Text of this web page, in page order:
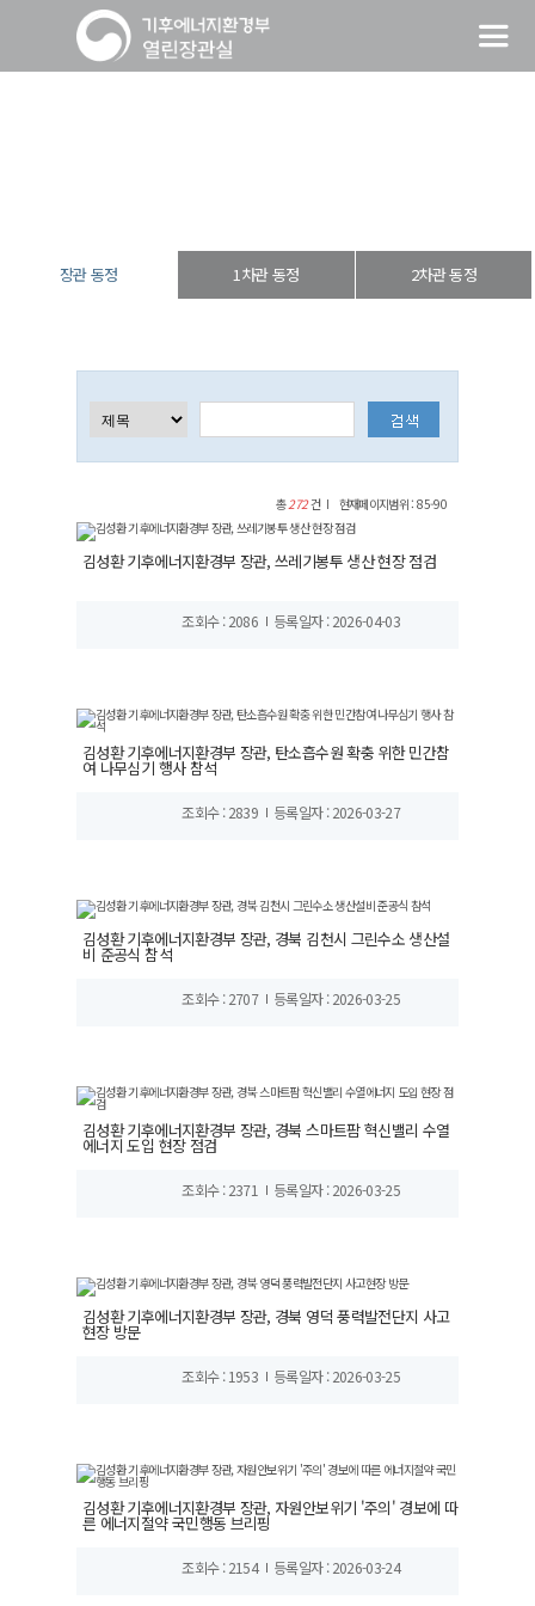
장관 동정 1차관 동정 2차관 동정
총272건 현재페이지범위 : 85-90
김성환 기후에너지환경부 장관, 쓰레기봉투 생산 현장 점검
조회수 : 2086 등록일자 : 2026-04-03
김성환 기후에너지환경부 장관, 탄소흡수원 확충 위한 민간참
여 나무심기 행사 참석
조회수 : 2839 등록일자 : 2026-03-27
김성환 기후에너지환경부 장관, 경북 김천시 그린수소 생산설
비 준공식 참석
조회수 : 2707 등록일자 : 2026-03-25
김성환 기후에너지환경부 장관, 경북 스마트팜 혁신밸리 수열
에너지 도입 현장 점검
조회수 : 2371 등록일자 : 2026-03-25
김성환 기후에너지환경부 장관, 경북 영덕 풍력발전단지 사고
현장 방문
조회수 : 1953 등록일자 : 2026-03-25
김성환 기후에너지환경부 장관, 자원안보위기 '주의' 경보에 따
른 에너지절약 국민행동 브리핑
조회수 : 2154 등록일자 : 2026-03-24